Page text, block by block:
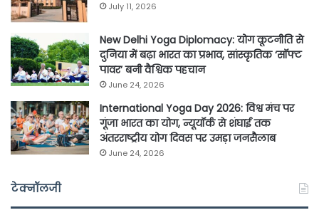
July 11, 2026
New Delhi Yoga Diplomacy: योग कूटनीति से
दुनिया में बढ़ा भारत का प्रभाव, सांस्कृतिक ‘सॉफ्ट
पावर’ बनी वैश्विक पहचान
June 24, 2026
International Yoga Day 2026: विश्व मंच पर
गूंजा भारत का योग, न्यूयॉर्क से शंघाई तक
अंतरराष्ट्रीय योग दिवस पर उमड़ा जनसैलाब
June 24, 2026
टेक्नॉलजी